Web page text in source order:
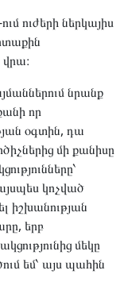
ուժերի ներկայիս
նրանք
որ
օգտին, դա
մի քանիսը
կոչված
իշխանության
երբ
մեկը
եմ՝ այս պահին